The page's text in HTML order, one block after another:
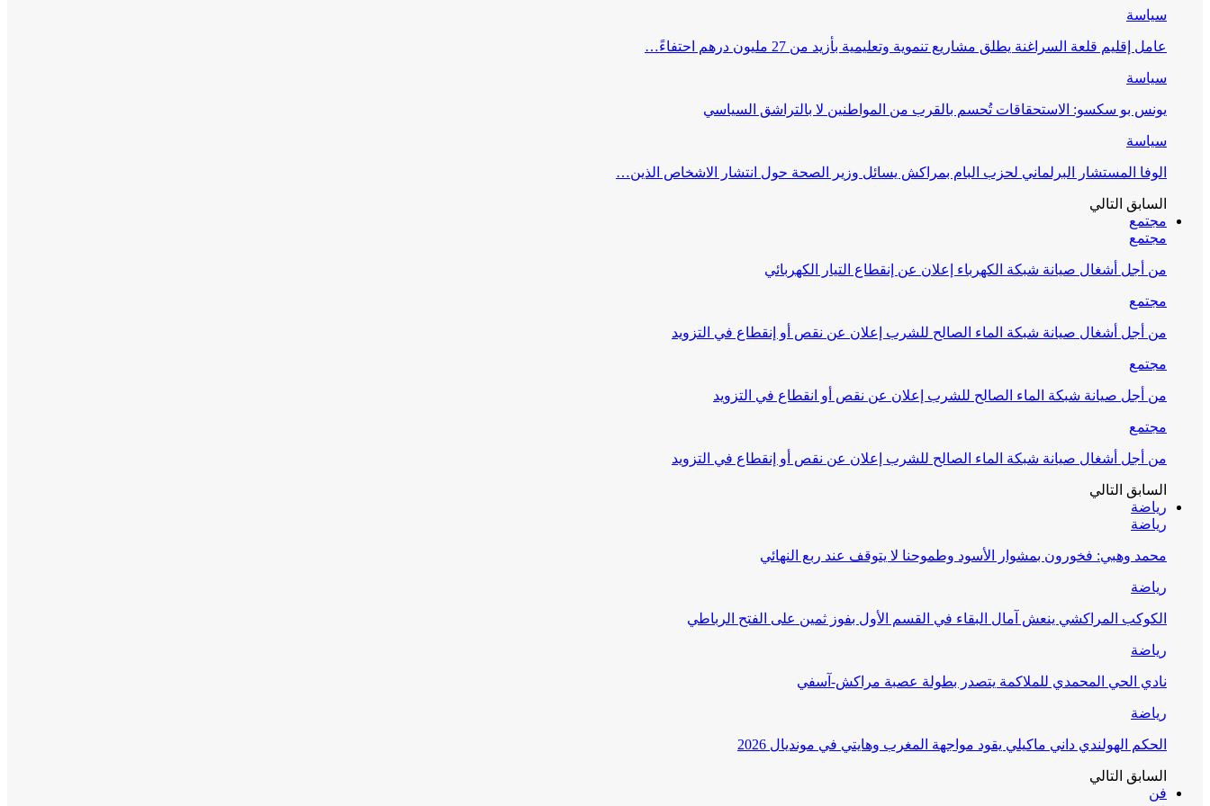
سياسة
عامل إقليم قلعة السراغنة يطلق مشاريع تنموية وتعليمية بأزيد من 27 مليون درهم احتفاءً…
سياسة
يونس بو سكسو: الاستحقاقات تُحسم بالقرب من المواطنين لا بالتراشق السياسي
سياسة
الوفا المستشار البرلماني لحزب البام بمراكش يسائل وزير الصحة حول انتشار الاشخاص الذين…
السابق التالي
مجتمع
مجتمع
من أجل أشغال صيانة شبكة الكهرباء إعلان عن إنقطاع التيار الكهربائي
مجتمع
من أجل أشغال صيانة شبكة الماء الصالح للشرب إعلان عن نقص أو إنقطاع في التزويد
مجتمع
من أجل صيانة شبكة الماء الصالح للشرب إعلان عن نقص أو انقطاع في التزويد
مجتمع
من أجل أشغال صيانة شبكة الماء الصالح للشرب إعلان عن نقص أو إنقطاع في التزويد
السابق التالي
رياضة
رياضة
محمد وهبي: فخورون بمشوار الأسود وطموحنا لا يتوقف عند ربع النهائي
رياضة
الكوكب المراكشي ينعش آمال البقاء في القسم الأول بفوز ثمين على الفتح الرباطي
رياضة
نادي الحي المحمدي للملاكمة يتصدر بطولة عصبة مراكش-آسفي
رياضة
الحكم الهولندي داني ماكيلي يقود مواجهة المغرب وهايتي في مونديال 2026
السابق التالي
فن